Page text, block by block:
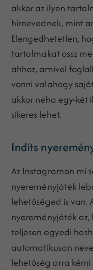
akkor az ilyen
hírnevednek, mint
Elengedhetetlen,
tartalmakat ossz
ahhoz, amivel
vonni valahogy
akkor néha egy-két
sikeres lehet.
Indíts
Az Instagramon mi
nyereményjáték
lehetőséged is
nyereményjáték
teljesen egyedi
automatikusan
lehetőség arra